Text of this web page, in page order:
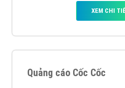
XEM CHI
Quảng cáo Cốc Cốc